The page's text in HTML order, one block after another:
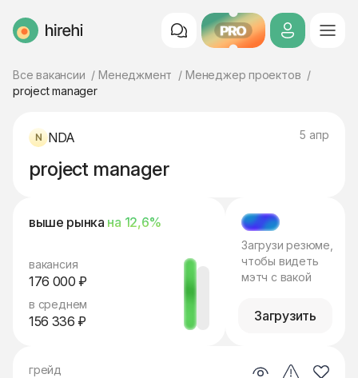
HireHi PRO
Все вакансии Менеджмент
Менеджер проектов
project manager
NDA 5 апр
project manager
выше рынка на 12,6%
вакансия
176 000 ₽
в среднем
156 336 ₽
МЭТЧ
Загрузи резюме,
чтобы видеть
мэтч с вакой
Загрузить
грейд